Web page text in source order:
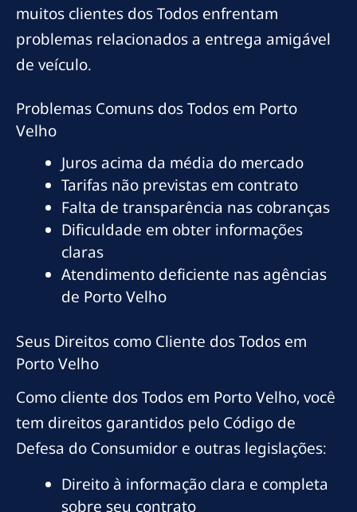
muitos clientes dos Todos enfrentam
problemas relacionados a entrega amigável
de veículo.
Problemas Comuns dos Todos em Porto
Velho
Juros acima da média do mercado
Tarifas não previstas em contrato
Falta de transparência nas cobranças
Dificuldade em obter informações
claras
Atendimento deficiente nas agências
de Porto Velho
Seus Direitos como Cliente dos Todos em
Porto Velho
Como cliente dos Todos em Porto Velho, você
tem direitos garantidos pelo Código de
Defesa do Consumidor e outras legislações:
Direito à informação clara e completa
sobre seu contrato